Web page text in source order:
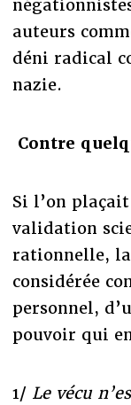
auteurs
déni radical
nazie.
Contre
Si l’on
validation
rationnelle,
considérée
personnel,
pouvoir qui
1/ Le vécu